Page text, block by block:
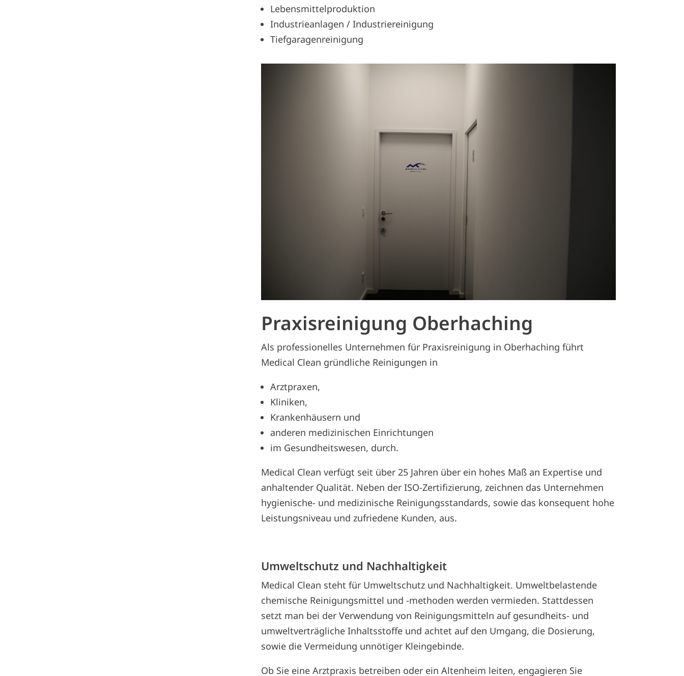
Lebensmittelproduktion
Industrieanlagen / Industriereinigung
Tiefgaragenreinigung
Praxisreinigung Oberhaching
Als professionelles Unternehmen für Praxisreinigung in Oberhaching führt
Medical Clean gründliche Reinigungen in
Arztpraxen,
Kliniken,
Krankenhäusern und
anderen medizinischen Einrichtungen
im Gesundheitswesen, durch.
Medical Clean verfügt seit über 25 Jahren über ein hohes Maß an Expertise und
anhaltender Qualität. Neben der ISO-Zertifizierung, zeichnen das Unternehmen
hygienische- und medizinische Reinigungsstandards, sowie das konsequent hohe
Leistungsniveau und zufriedene Kunden, aus.
Umweltschutz und Nachhaltigkeit
Medical Clean steht für Umweltschutz und Nachhaltigkeit. Umweltbelastende
chemische Reinigungsmittel und -methoden werden vermieden. Stattdessen
setzt man bei der Verwendung von Reinigungsmitteln auf gesundheits- und
umweltverträgliche Inhaltsstoffe und achtet auf den Umgang, die Dosierung,
sowie die Vermeidung unnötiger Kleingebinde.
Ob Sie eine Arztpraxis betreiben oder ein Altenheim leiten, engagieren Sie